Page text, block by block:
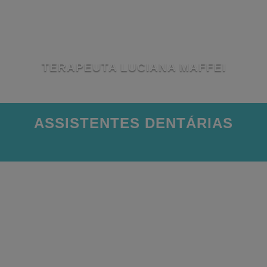
TERAPEUTA LUCIANA MAFFEI
ASSISTENTES DENTÁRIAS